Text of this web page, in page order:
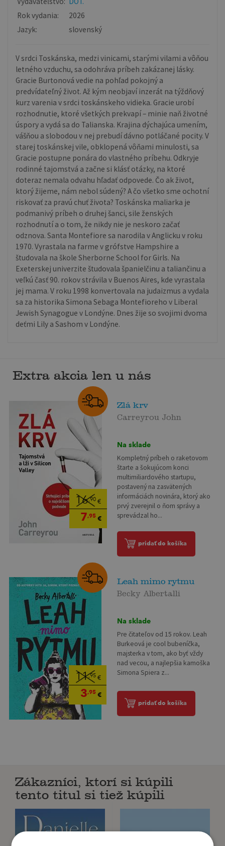
Rok vydania:
2026
Jazyk:
slovenský
V srdci Toskánska, medzi vinicami, starými vilami a vôňou
letného vzduchu, sa odohráva príbeh zakázanej lásky.
Gracie Burtonová vedie na pohľad pokojný a
predvídateľný život. Až kým neobjaví inzerát na týždňový
kurz varenia v srdci toskánskeho vidieka. Gracie urobí
rozhodnutie, ktoré všetkých prekvapí – minie naň životné
úspory a vydá sa do Talianska. Krajina dýchajúca umením,
vášňou a slobodou v nej prebudí dávno potláčané pocity. V
starej toskánskej vile, obklopená vôňami minulosti, sa
Gracie postupne ponára do vlastného príbehu. Odkryje
rodinné tajomstvá a začne si klásť otázky, na ktoré
doteraz nemala odvahu hľadať odpovede. Čo ak život,
ktorý žijeme, nám nebol súdený? A čo všetko sme ochotní
riskovať za pravú chuť života? Toskánska maliarka je
podmanivý príbeh o druhej šanci, sile ženských
rozhodnutí a o tom, že nikdy nie je neskoro začať
odznova. Santa Montefiore sa narodila v Anglicku v roku
1970. Vyrastala na farme v grófstve Hampshire a
študovala na škole Sherborne School for Girls. Na
Exeterskej univerzite študovala španielčinu a taliančinu a
veľkú časť 90. rokov strávila v Buenos Aires, kde vyrastala
jej mama. V roku 1998 konvertovala na judaizmus a vydala
sa za historika Simona Sebaga Montefioreho v Liberal
Jewish Synagogue v Londýne. Dnes žije so svojimi dvoma
deťmi Lily a Sashom v Londýne.
Extra akcia len u nás
16,90 €
7,95 €
Zlá krv
Carreyrou John
Na sklade
Kompletný príbeh o raketovom
štarte a šokujúcom konci
multimiliardového startupu,
postavený na zasvätených
informáciách novinára, ktorý ako
prvý zverejnil o ňom správy a
sprevádzal ho...
pridať do košíka
11,95€
3,95€
Leah mimo rytmu
Becky Albertalli
Na sklade
Pre čitateľov od 15 rokov. Leah
Burkeová je cool bubeníčka,
majsterka v tom, ako byť vždy
nad vecou, a najlepšia kamoška
Simona Spiera z...
pridať do košíka
Zákazníci, ktorí si kúpili
tento titul si tiež kúpili